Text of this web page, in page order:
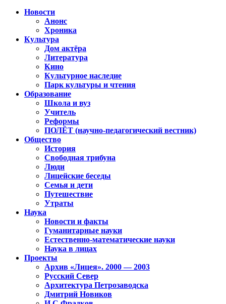
Новости
Анонс
Хроника
Культура
Дом актёра
Литература
Кино
Культурное наследие
Парк культуры и чтения
Образование
Школа и вуз
Учитель
Реформы
ПОЛЁТ (научно-педагогический вестник)
Общество
История
Свободная трибуна
Люди
Лицейские беседы
Семья и дети
Путешествие
Утраты
Наука
Новости и факты
Гуманитарные науки
Естественно-математические науки
Наука в лицах
Проекты
Архив «Лицея». 2000 — 2003
Русский Север
Архитектура Петрозаводска
Дмитрий Новиков